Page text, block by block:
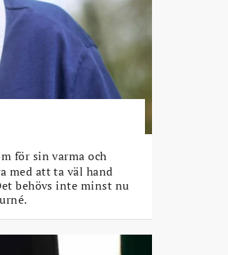
för sin varma och
med att ta väl hand
behövs inte minst nu